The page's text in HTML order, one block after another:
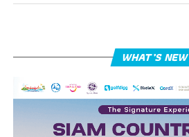
WHAT’S NEW